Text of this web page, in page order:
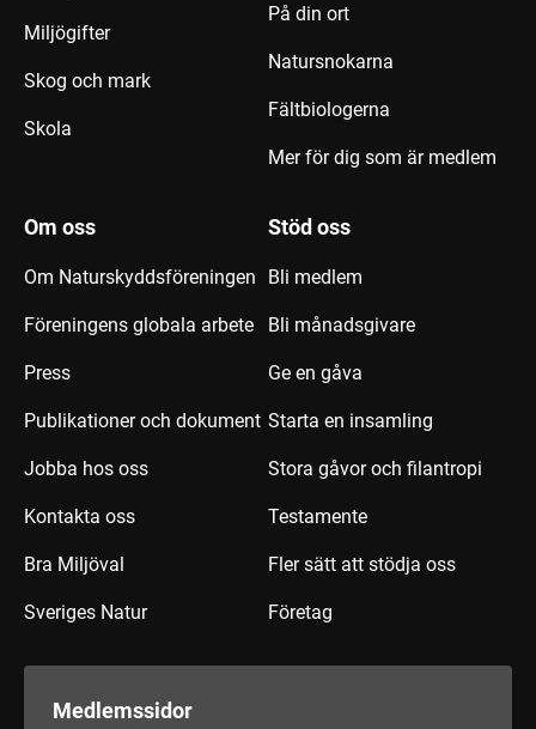
Miljögifter
Skog och mark
Skola
På din ort
Natursnokarna
Fältbiologerna
Mer för dig som är medlem
Om oss
Om Naturskyddsföreningen
Föreningens globala arbete
Press
Publikationer och dokument
Jobba hos oss
Kontakta oss
Bra Miljöval
Sveriges Natur
Stöd oss
Bli medlem
Bli månadsgivare
Ge en gåva
Starta en insamling
Stora gåvor och filantropi
Testamente
Fler sätt att stödja oss
Företag
Medlemssidor